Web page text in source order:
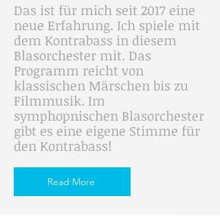
Das ist für mich seit 2017 eine
neue Erfahrung. Ich spiele mit
dem Kontrabass in diesem
Blasorchester mit. Das
Programm reicht von
klassischen Märschen bis zu
Filmmusik. Im
symphopnischen Blasorchester
gibt es eine eigene Stimme für
den Kontrabass!
Read More